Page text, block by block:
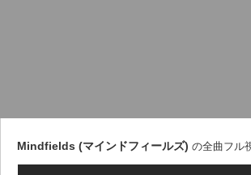
Mindfields (マインドフィールズ) の全曲フル